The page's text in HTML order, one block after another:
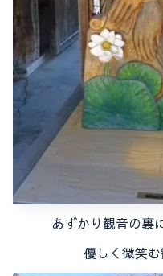
あずかり観音の裏
優しく微笑